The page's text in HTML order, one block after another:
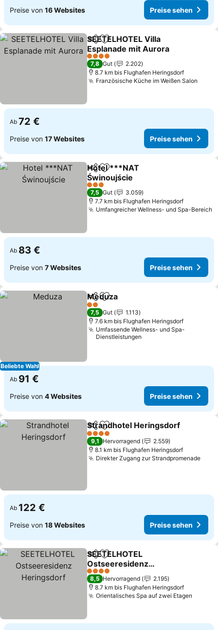
Preise von 16 Websites Preise sehen
TeilenZu Favoriten hinzufügen
SEETELHOTEL Villa
Esplanade mit Aurora
4 Sterne
7,8 Gut
2.202
8.7 km bis Flughafen Heringsdorf
Französische Küche im Weißen Salon
Ab 72 €
Preise von 17 Websites Preise sehen
TeilenZu Favoriten hinzufügen
Hotel ***NAT
Świnoujście
3 Sterne
7,5 Gut
3.059
7.7 km bis Flughafen Heringsdorf
Umfangreicher Wellness- und Spa-Bereich
Ab 83 €
Preise von 7 Websites Preise sehen
Beliebte Wahl
TeilenZu Favoriten hinzufügen
Meduza
2 Sterne
7,5 Gut
1.113
7.6 km bis Flughafen Heringsdorf
Umfassende Wellness- und Spa-
Dienstleistungen
Ab 91 €
Preise von 4 Websites Preise sehen
TeilenZu Favoriten hinzufügen
Strandhotel Heringsdorf
4 Sterne
9,1 Hervorragend
2.559
8.1 km bis Flughafen Heringsdorf
Direkter Zugang zur Strandpromenade
Ab 122 €
Preise von 18 Websites Preise sehen
TeilenZu Favoriten hinzufügen
SEETELHOTEL
Ostseeresidenz
Heringsdorf
4 Sterne
8,5 Hervorragend
2.195
8.7 km bis Flughafen Heringsdorf
Orientalisches Spa auf zwei Etagen